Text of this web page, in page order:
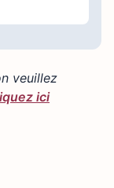
veuillez
ici